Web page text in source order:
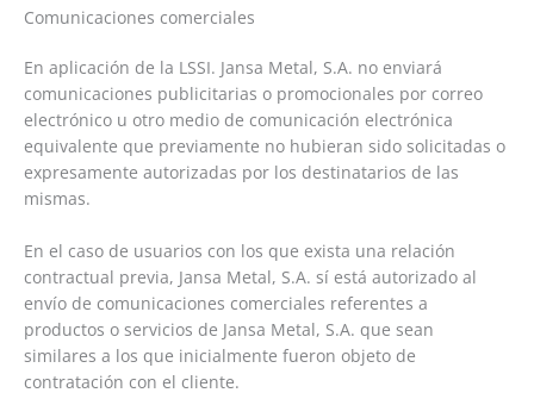
Comunicaciones comerciales
En aplicación de la LSSI. Jansa Metal, S.A. no enviará
comunicaciones publicitarias o promocionales por correo
electrónico u otro medio de comunicación electrónica
equivalente que previamente no hubieran sido solicitadas o
expresamente autorizadas por los destinatarios de las
mismas.
En el caso de usuarios con los que exista una relación
contractual previa, Jansa Metal, S.A. sí está autorizado al
envío de comunicaciones comerciales referentes a
productos o servicios de Jansa Metal, S.A. que sean
similares a los que inicialmente fueron objeto de
contratación con el cliente.